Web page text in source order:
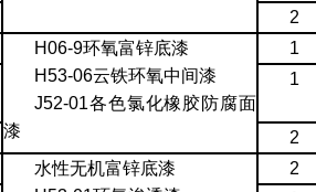
2
H06-9环氧富锌底漆
H53-06云铁环氧中间漆
J52-01各色氯化橡胶防腐面
漆
1
1
2
水性无机富锌底漆
2